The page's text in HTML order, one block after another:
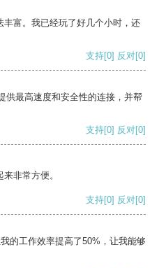
富。我已经玩了好几个小时，还
支持[0] 反对[0]
供最高速度和安全性的连接，并帮
支持[0] 反对[0]
非常方便。
支持[0] 反对[0]
的工作效率提高了50%，让我能够